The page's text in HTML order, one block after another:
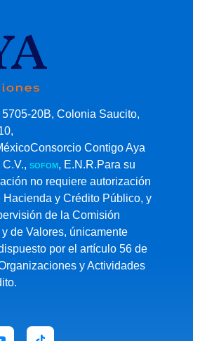
20B, Colonia Saucito,
Contigo Aya
SOFOM , E.N.R.Para su
no requiere autorización
Hacienda y Crédito Público, y
de la Comisión
de Valores, únicamente
por el artículo 56 de
y Actividades